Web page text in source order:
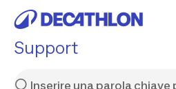
Support